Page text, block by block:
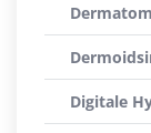
Digitale